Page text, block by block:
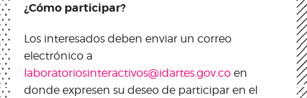
¿Cómo participar?
Los interesados deben enviar un correo
electrónico a
laboratoriosinteractivos@idartes.gov.co en
donde expresen su deseo de participar en el